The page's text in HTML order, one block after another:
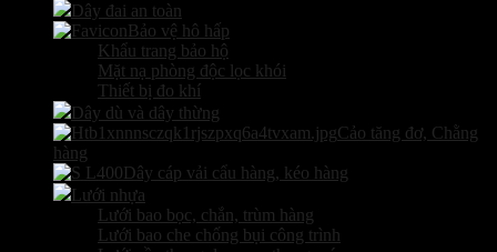
Dây đai an toàn
Bảo vệ hô hấp
Khẩu trang bảo hộ
Mặt nạ phòng độc lọc khói
Thiết bị đo khí
Dây dù và dây thừng
Cảo tăng đơ, Chằng
hàng
Dây cáp vải cẩu hàng, kéo hàng
Lưới nhựa
Lưới bao bọc, chắn, trùm hàng
Lưới bao che chống bụi công trình